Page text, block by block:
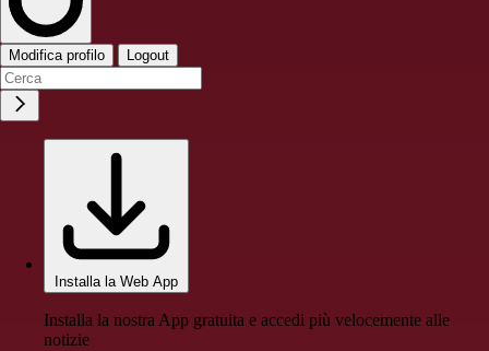
Modifica profilo Logout
Installa la Web App
Installa la nostra App gratuita e accedi più velocemente alle
notizie